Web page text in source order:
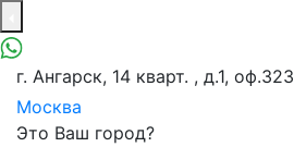
г. Ангарск, 14 кварт. , д.1, оф.323
Москва
Это Ваш город?